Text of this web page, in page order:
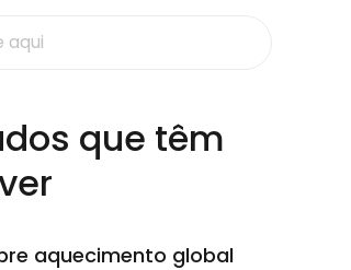
que têm
aquecimento global